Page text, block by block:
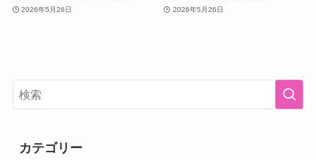
2026年5月26日 2026年5月26日
カテゴリー